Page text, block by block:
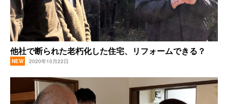
他社で断られた老朽化した住宅、リフォームできる？
2020年10月22日